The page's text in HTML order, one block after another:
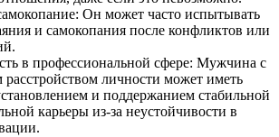
Он может часто испытывать
и самокопания после конфликтов или
в профессиональной сфере: Мужчина с
личности может иметь
и поддержанием стабильной
карьеры из-за неустойчивости в